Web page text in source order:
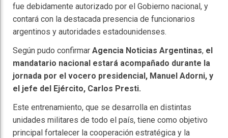
fue debidamente autorizado por el Gobierno nacional, y
contará con la destacada presencia de funcionarios
argentinos y autoridades estadounidenses.
Según pudo confirmar Agencia Noticias Argentinas, el
mandatario nacional estará acompañado durante la
jornada por el vocero presidencial, Manuel Adorni, y
el jefe del Ejército, Carlos Presti.
Este entrenamiento, que se desarrolla en distintas
unidades militares de todo el país, tiene como objetivo
principal fortalecer la cooperación estratégica y la